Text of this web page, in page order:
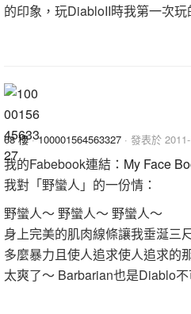
的印象，玩DiabloII時我第一次玩
68 樓·100001564563327 · 發表於
我的Fabebook連結： My Face
我對「野蠻人」的一份情：
野蠻人～ 野蠻人～ 野蠻人～
身上完美的肌肉線條讓我垂涎三
多麼暴力且使人追求使人追求的
太爽了～ Barbarian也是Diablo